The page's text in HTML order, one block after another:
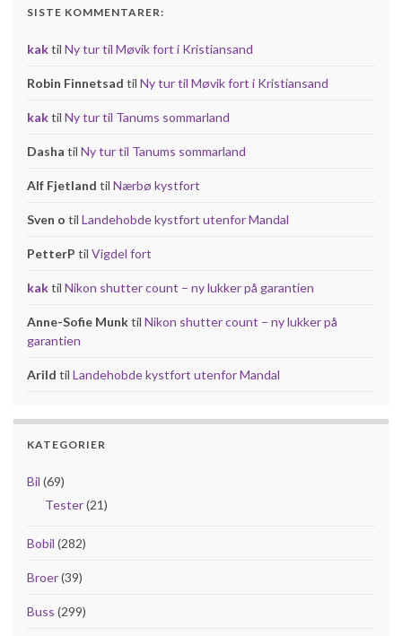
SISTE KOMMENTARER:
kaktil Ny tur til Møvik fort i Kristiansand
Robin Finnetsad til Ny tur til Møvik fort i Kristiansand
kaktil Ny tur til Tanums sommarland
Dasha til Ny tur til Tanums sommarland
Alf Fjetland til Nærbø kystfort
Sven o til Landehobde kystfort utenfor Mandal
PetterP til Vigdel fort
kaktil Nikon shutter count – ny lukker på garantien
Anne-Sofie Munktil Nikon shutter count – ny lukker på
garantien
Arild til Landehobde kystfort utenfor Mandal
KATEGORIER
Bil (69)
Tester(21)
Bobil (282)
Broer(39)
Buss (299)